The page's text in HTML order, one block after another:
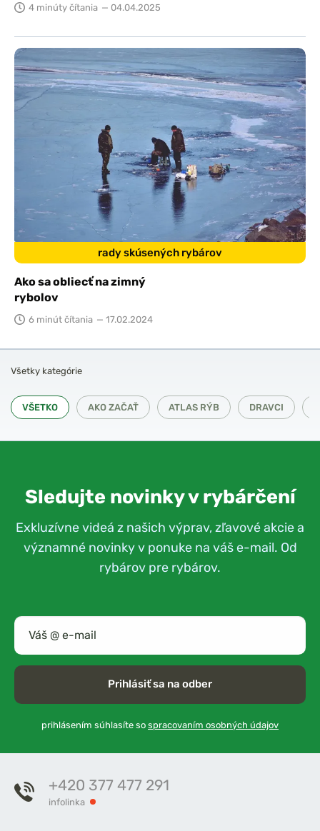
4 minúty čítania — 04.04.2025
rady skúsených rybárov
Ako sa obliecť na zimný
rybolov
6 minút čítania — 17.02.2024
Všetky kategórie
VŠETKO AKO ZAČAŤ ATLAS RÝB DRAVCI
Sledujte novinky v rybárčení
Exkluzívne videá z našich výprav, zľavové akcie a
významné novinky v ponuke na váš e-mail. Od
rybárov pre rybárov.
Prihlásiť sa na odber
prihlásením súhlasíte so spracovaním osobných údajov
+420 377 477 291
infolinka